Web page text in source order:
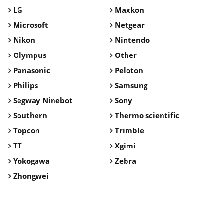
LG
Maxkon
Microsoft
Netgear
Nikon
Nintendo
Olympus
Other
Panasonic
Peloton
Philips
Samsung
Segway Ninebot
Sony
Southern
Thermo scientific
Topcon
Trimble
TT
Xgimi
Yokogawa
Zebra
Zhongwei